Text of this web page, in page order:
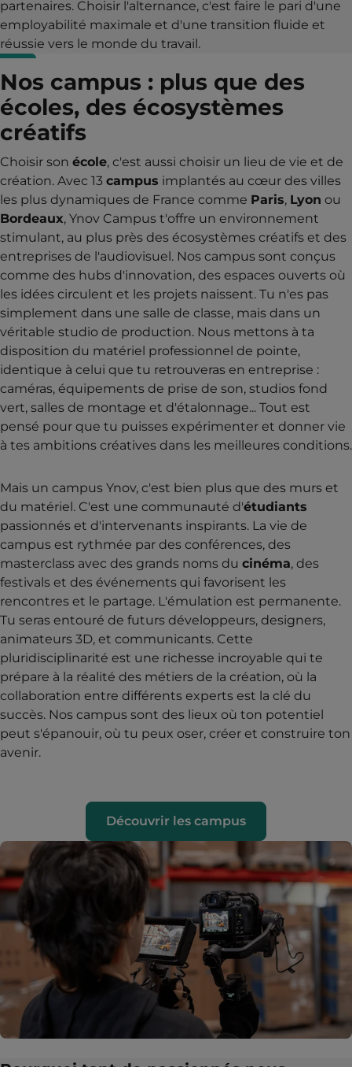
partenaires. Choisir l'alternance, c'est faire le pari d'une
employabilité maximale et d'une transition fluide et
réussie vers le monde du travail.
Nos campus : plus que des
écoles, des écosystèmes
créatifs
Choisir son école, c'est aussi choisir un lieu de vie et de
création. Avec 13 campus implantés au cœur des villes
les plus dynamiques de France comme Paris, Lyon ou
Bordeaux, Ynov Campus t'offre un environnement
stimulant, au plus près des écosystèmes créatifs et des
entreprises de l'audiovisuel. Nos campus sont conçus
comme des hubs d'innovation, des espaces ouverts où
les idées circulent et les projets naissent. Tu n'es pas
simplement dans une salle de classe, mais dans un
véritable studio de production. Nous mettons à ta
disposition du matériel professionnel de pointe,
identique à celui que tu retrouveras en entreprise :
caméras, équipements de prise de son, studios fond
vert, salles de montage et d'étalonnage... Tout est
pensé pour que tu puisses expérimenter et donner vie
à tes ambitions créatives dans les meilleures conditions.
Mais un campus Ynov, c'est bien plus que des murs et
du matériel. C'est une communauté d'étudiants
passionnés et d'intervenants inspirants. La vie de
campus est rythmée par des conférences, des
masterclass avec des grands noms du cinéma, des
festivals et des événements qui favorisent les
rencontres et le partage. L'émulation est permanente.
Tu seras entouré de futurs développeurs, designers,
animateurs 3D, et communicants. Cette
pluridisciplinarité est une richesse incroyable qui te
prépare à la réalité des métiers de la création, où la
collaboration entre différents experts est la clé du
succès. Nos campus sont des lieux où ton potentiel
peut s'épanouir, où tu peux oser, créer et construire ton
avenir.
Découvrir les campus